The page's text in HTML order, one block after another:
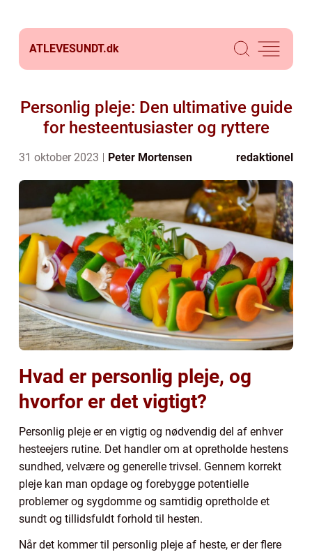
ATLEVESUNDT.dk
Personlig pleje: Den ultimative guide
for hesteentusiaster og ryttere
31 oktober 2023 Peter Mortensen redaktionel
Hvad er personlig pleje, og
hvorfor er det vigtigt?
Personlig pleje er en vigtig og nødvendig del af enhver
hesteejers rutine. Det handler om at opretholde hestens
sundhed, velvære og generelle trivsel. Gennem korrekt
pleje kan man opdage og forebygge potentielle
problemer og sygdomme og samtidig opretholde et
sundt og tillidsfuldt forhold til hesten.
Når det kommer til personlig pleje af heste, er der flere